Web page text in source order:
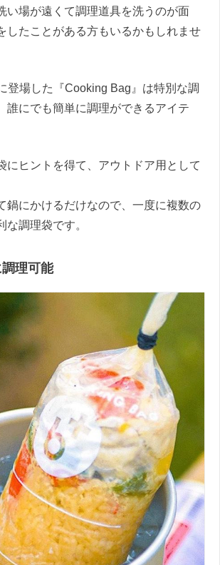
い場が遠くて調理道具を洗うのが面
したことがある方もいるかもしれませ
登場した『Cooking Bag』は特別な調
誰にでも簡単に調理ができるアイテ
にヒントを得て、アウトドア用として
鍋にかけるだけなので、一度に複数の
な調理袋です。
理可能